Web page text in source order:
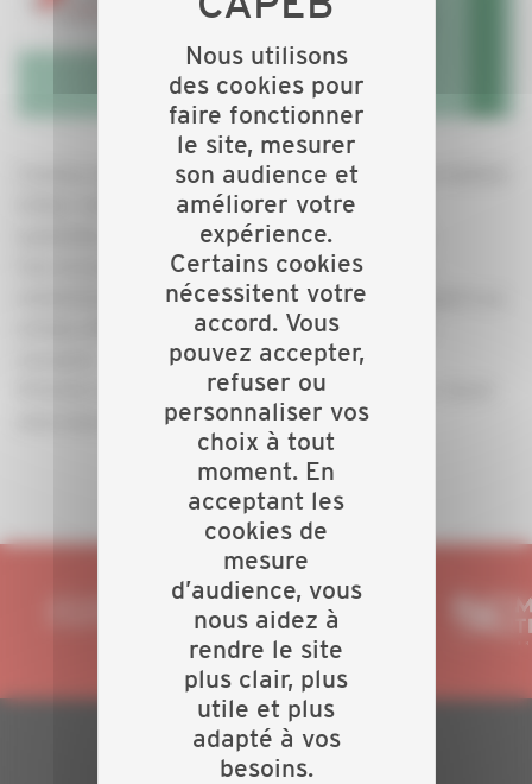
Comme chaque année, nous participons au Salon Habitat
& Bois. Cette année, il se déroulera du 16 au 20
septembre 2021 au Centre des Congrès d'Epinal.
Une occasion de mettre en avant nos adhérents,
notamment en conseillant aux clients de faire appel à un
artisan affilié à la CAPEB et en distribuant notre
N'hésitez pas à venir nous rendre visite sur notre stand
situé dans la grande halle !
PLAN DU SITE
Nous utilisons
des cookies pour
faire fonctionner
le site, mesurer
son audience et
améliorer votre
expérience.
Certains cookies
nécessitent votre
accord. Vous
pouvez accepter,
refuser ou
personnaliser vos
choix à tout
moment. En
acceptant les
cookies de
mesure
d’audience, vous
nous aidez à
rendre le site
plus clair, plus
utile et plus
adapté à vos
besoins.